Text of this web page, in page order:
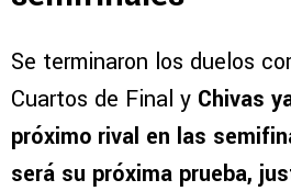
Se terminaron los duelos
Cuartos de Final y Chivas
próximo rival en las
será su próxima prueba,